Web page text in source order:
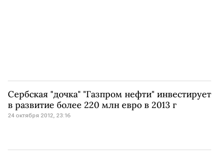
Сербская "дочка" "Газпром нефти" инвестирует
в развитие более 220 млн евро в 2013 г
24 октября 2012, 23:16